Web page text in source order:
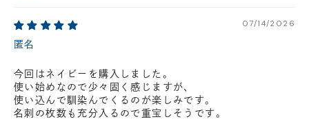
います。
最新の在庫状況については、ご利用店舗に直接お問い
07/14/2026
匿名
今回はネイビーを購入しました。
使い始めなので少々固く感じますが、
使い込んで馴染んでくるのが楽しみです。
名刺の枚数も充分入るので重宝しそうです。